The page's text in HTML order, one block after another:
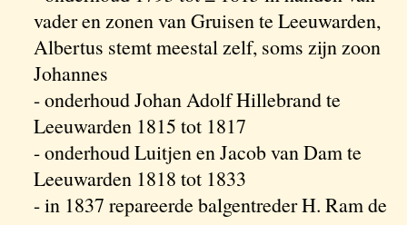
vader en zonen van Gruisen te Leeuwarden,
Albertus stemt meestal zelf, soms zijn zoon
Johannes
- onderhoud Johan Adolf Hillebrand te
Leeuwarden 1815 tot 1817
- onderhoud Luitjen en Jacob van Dam te
Leeuwarden 1818 tot 1833
- in 1837 repareerde balgentreder H. Ram de